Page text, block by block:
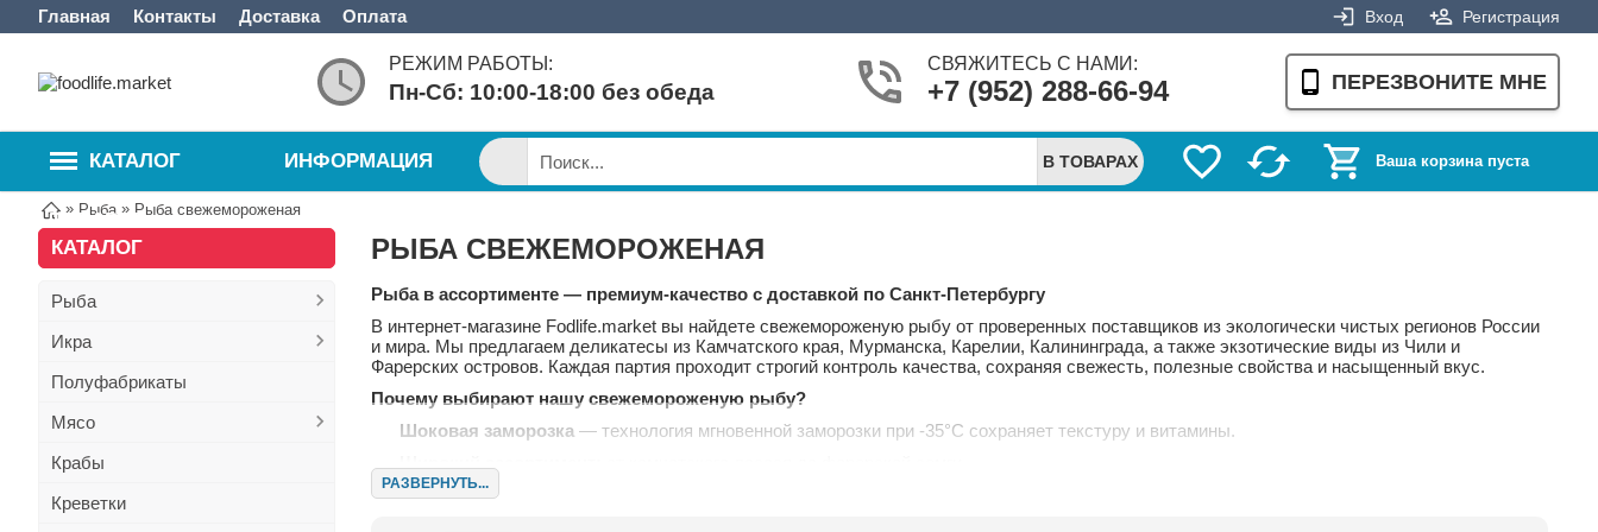
Главная Контакты Доставка Оплата Вход Регистрация
РЕЖИМ РАБОТЫ:
Пн-Сб: 10:00-18:00 без обеда
СВЯЖИТЕСЬ С НАМИ:
+7 (952) 288-66-94 ПЕРЕЗВОНИТЕ МНЕ
КАТАЛОГ
ТОВАРОВ
ИНФОРМАЦИЯ Ваша корзина пуста
В ТОВАРАХ
» Рыба » Рыба свежемороженая
КАТАЛОГ
Рыба
Икра
Полуфабрикаты
Мясо
Крабы
Креветки
РЫБА СВЕЖЕМОРОЖЕНАЯ
Рыба в ассортименте — премиум-качество с доставкой по Санкт-Петербургу
В интернет-магазине Fodlife.market вы найдете свежемороженую рыбу от проверенных поставщиков из экологически чистых регионов России
и мира. Мы предлагаем деликатесы из Камчатского края, Мурманска, Карелии, Калининграда, а также экзотические виды из Чили и
Фарерских островов. Каждая партия проходит строгий контроль качества, сохраняя свежесть, полезные свойства и насыщенный вкус.
Почему выбирают нашу свежемороженую рыбу?
Шоковая заморозка — технология мгновенной заморозки при -35°C сохраняет текстуру и витамины.
Прямые поставки
РАЗВЕРНУТЬ...